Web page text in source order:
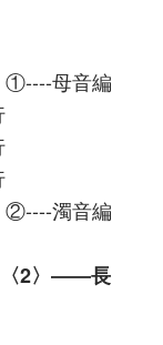
①----母音編
②----濁音編
〈2〉――長